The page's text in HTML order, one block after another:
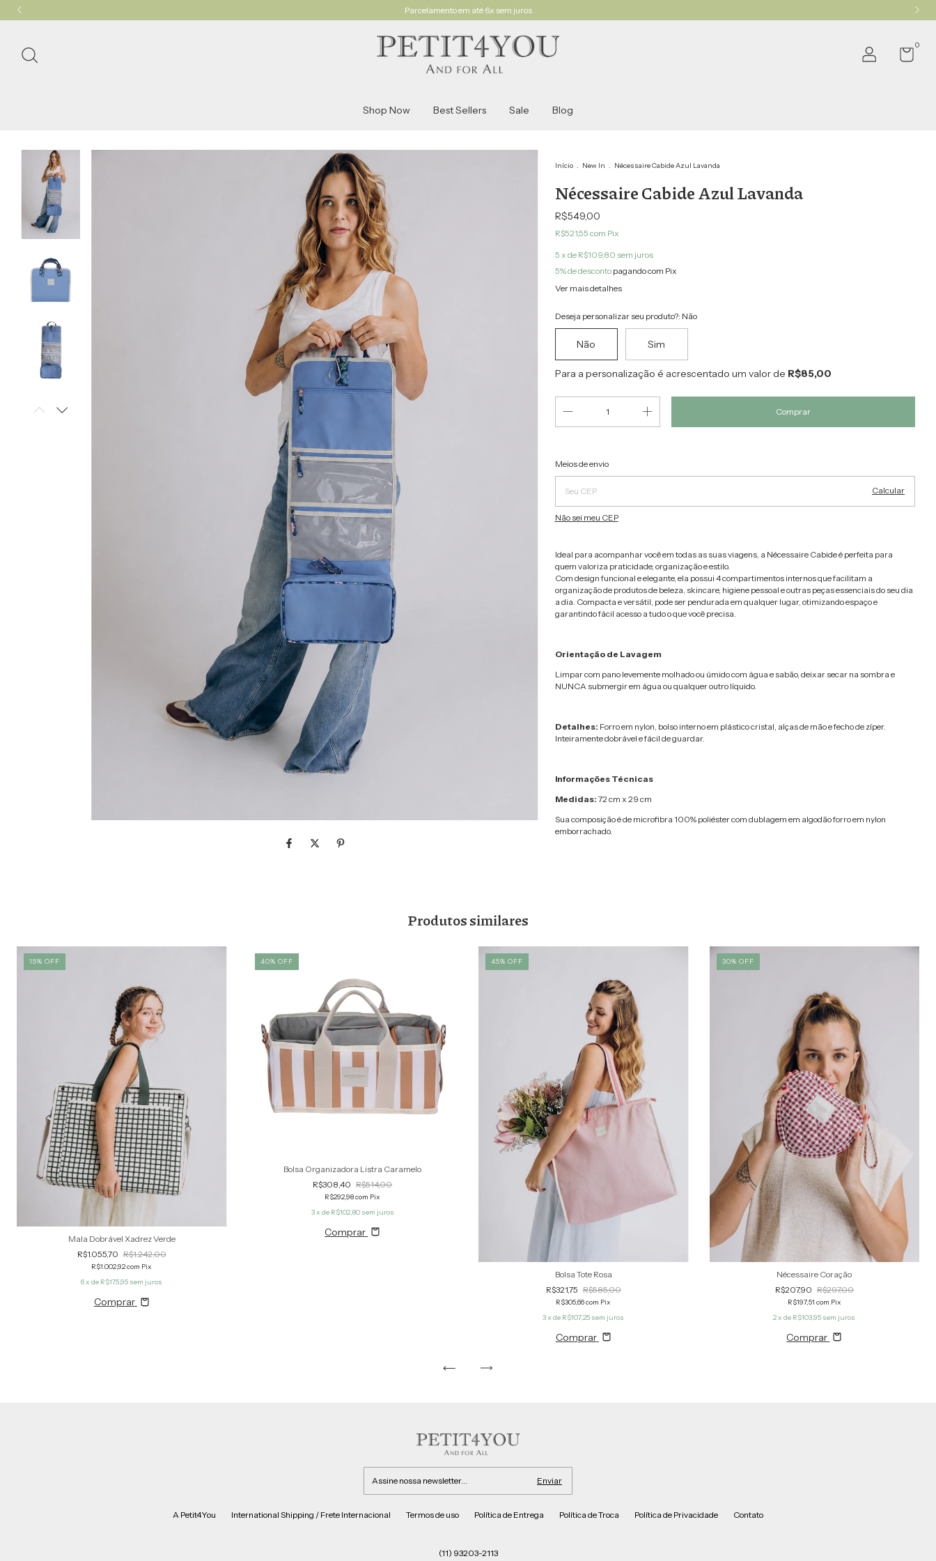
Parcelamento em até 6x sem juros
0
Shop Now Best Sellers Sale Blog
Início . New In . Nécessaire Cabide Azul Lavanda
Nécessaire Cabide Azul Lavanda
R$549,00
R$521,55 com Pix
5 x de R$109,80 sem juros
5% de descontopagando com Pix
Ver mais detalhes
Deseja personalizar seu produto?: Não
Não Sim
Para a personalização é acrescentado um valor de R$85,00
Entregas para o CEP:
Meios de envio
Calcular
Não sei meu CEP
Ideal para acompanhar você em todas as suas viagens, a Nécessaire Cabide é perfeita para
quem valoriza praticidade, organização e estilo.
Com design funcional e elegante, ela possui 4 compartimentos internos que facilitam a
organização de produtos de beleza, skincare, higiene pessoal e outras peças essenciais do seu dia
a dia. Compacta e versátil, pode ser pendurada em qualquer lugar, otimizando espaço e
garantindo fácil acesso a tudo o que você precisa.
Orientação de Lavagem
Limpar com pano levemente molhado ou úmido com água e sabão, deixar secar na sombra e
NUNCA submergir em água ou qualquer outro líquido.
Detalhes: Forro em nylon, bolso interno em plástico cristal, alças de mão e fecho de zíper.
Inteiramente dobrável e fácil de guardar.
Informações Técnicas
Medidas: 72 cm x 29 cm
Sua composição é de microfibra 100% poliéster com dublagem em algodão forro em nylon
emborrachado.
Produtos similares
15% OFF
Mala Dobrável Xadrez Verde
R$1.055,70 R$1.242,00
R$1.002,92com Pix
6x de R$175,95 sem juros
Comprar
40% OFF
Bolsa Organizadora Listra Caramelo
R$308,40 R$514,00
R$292,98com Pix
3 x de R$102,80 sem juros
Comprar
45% OFF
Bolsa Tote Rosa
R$321,75 R$585,00
R$305,66com Pix
3 x de R$107,25 sem juros
Comprar
30% OFF
Nécessaire Coração
R$207,90 R$297,00
R$197,51 com Pix
2 x de R$103,95 sem juros
Comprar
A Petit4You International Shipping / Frete Internacional Termos de uso Política de Entrega Política de Troca Política de Privacidade Contato
(11) 93203-2113